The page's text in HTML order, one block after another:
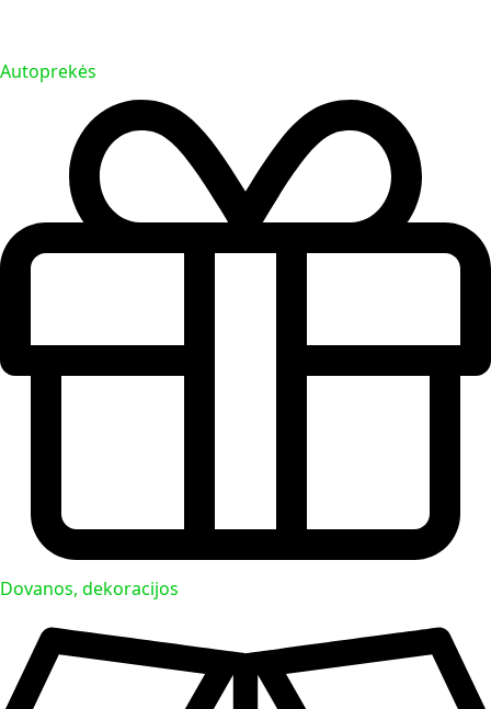
Autoprekės
Dovanos, dekoracijos